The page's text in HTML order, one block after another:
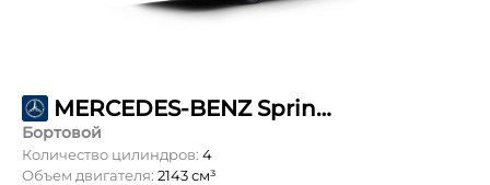
MERCEDES-BENZ Sprinter 211 CDI L3 OneCab 5т
Бортовой
Количество цилиндров: 4
Объем двигателя: 2143 см³